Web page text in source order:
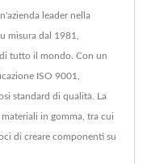
leader nella
misura dal 1981,
tutto il mondo. Con un
ISO 9001,
standard di qualità. La
in gomma, tra cui
di creare componenti su